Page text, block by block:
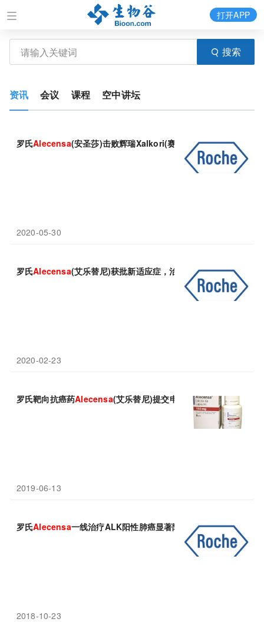
搜索
打开APP
资讯 会议 课程 空中讲坛
罗氏Alecensa(安圣莎)击败辉瑞Xalkori(赛可瑞)：5年生存率更
2020-05-30
罗氏Alecensa(艾乐替尼)获批新适应症，治疗ALK阳性间变性大
2020-02-23
罗氏靶向抗癌药Alecensa(艾乐替尼)提交申请，治疗ALK阳性间
2019-06-13
罗氏Alecensa一线治疗ALK阳性肺癌显著降低疾病进展风险，已
2018-10-23